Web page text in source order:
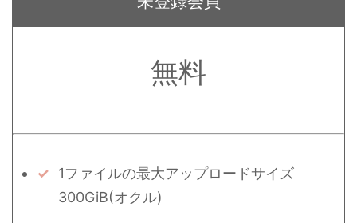
無料
1ファイルの最大アップロードサイズ
300GiB(オクル)